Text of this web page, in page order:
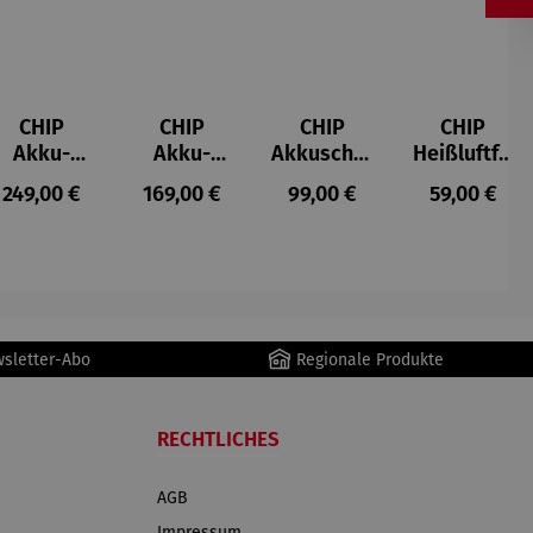
CHIP
Akku-
Staubsau
ger
Regulärer Preis:
249,00 €
CHIP
Akku-
Staubsau
ger DS02
Regulärer Preis:
169,00 €
CHIP
Akkuschra
uber
Regulärer Preis:
99,00 €
CHIP
Heißluftfri
tteuse
Regulärer
59,00 €
Abo Regionale Produkte
RECHTLICHES
AGB